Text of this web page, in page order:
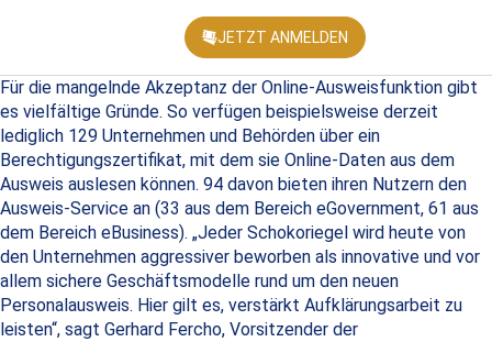
JETZT ANMELDEN
Für die mangelnde Akzeptanz der Online-Ausweisfunktion gibt
es vielfältige Gründe. So verfügen beispielsweise derzeit
lediglich 129 Unternehmen und Behörden über ein
Berechtigungszertifikat, mit dem sie Online-Daten aus dem
Ausweis auslesen können. 94 davon bieten ihren Nutzern den
Ausweis-Service an (33 aus dem Bereich eGovernment, 61 aus
dem Bereich eBusiness). „Jeder Schokoriegel wird heute von
den Unternehmen aggressiver beworben als innovative und vor
allem sichere Geschäftsmodelle rund um den neuen
Personalausweis. Hier gilt es, verstärkt Aufklärungsarbeit zu
leisten“, sagt Gerhard Fercho, Vorsitzender der